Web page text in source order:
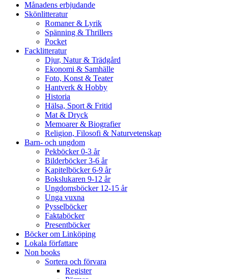
Månadens erbjudande
Skönlitteratur
Romaner & Lyrik
Spänning & Thrillers
Pocket
Facklitteratur
Djur, Natur & Trädgård
Ekonomi & Samhälle
Foto, Konst & Teater
Hantverk & Hobby
Historia
Hälsa, Sport & Fritid
Mat & Dryck
Memoarer & Biografier
Religion, Filosofi & Naturvetenskap
Barn- och ungdom
Pekböcker 0-3 år
Bilderböcker 3-6 år
Kapitelböcker 6-9 år
Bokslukaren 9-12 år
Ungdomsböcker 12-15 år
Unga vuxna
Pysselböcker
Faktaböcker
Presentböcker
Böcker om Linköping
Lokala författare
Non books
Sortera och förvara
Register